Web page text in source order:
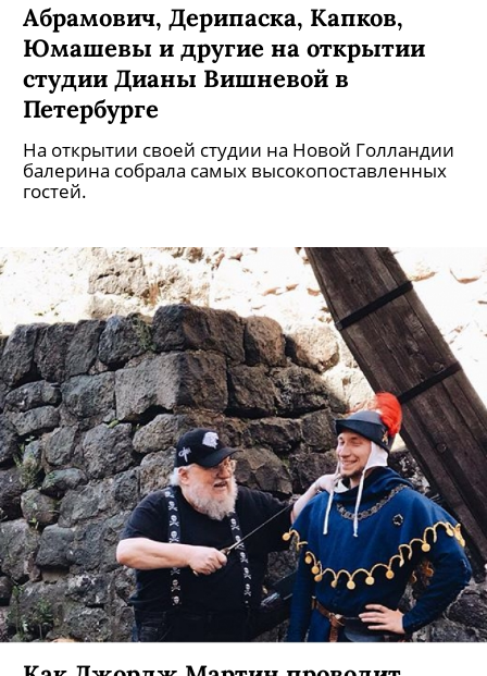
Абрамович, Дерипаска, Капков,
Юмашевы и другие на открытии
студии Дианы Вишневой в
Петербурге
На открытии своей студии на Новой Голландии
балерина собрала самых высокопоставленных
гостей.